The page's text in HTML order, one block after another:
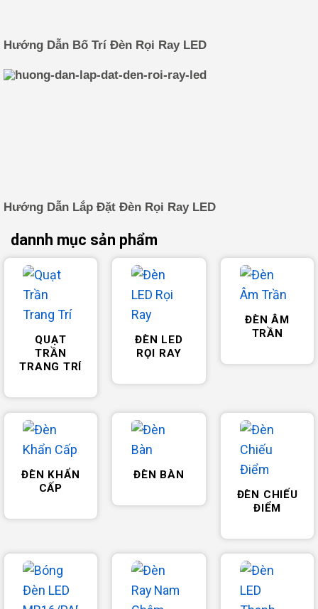
Hướng Dẫn Bố Trí Đèn Rọi Ray LED
Hướng Dẫn Lắp Đặt Đèn Rọi Ray LED
dannh mục sản phẩm
QUẠT
TRẦN
TRANG TRÍ
ĐÈN LED
RỌI RAY
ĐÈN ÂM
TRẦN
ĐÈN KHẨN
CẤP
ĐÈN BÀN
ĐÈN CHIẾU
ĐIỂM